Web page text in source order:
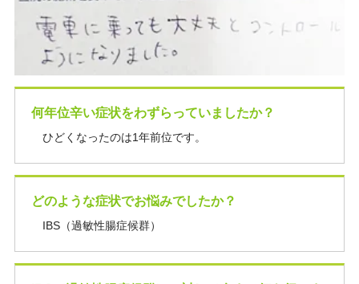
何年位辛い症状をわずらっていましたか？
ひどくなったのは1年前位です。
どのような症状でお悩みでしたか？
IBS（過敏性腸症候群）